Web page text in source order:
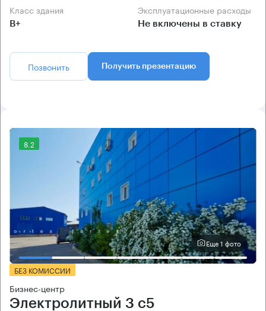
Класс здания
B+
Эксплуатационные расходы
Не включены в ставку
Позвонить Получить презентацию
8.2
Еще 1 фото
БЕЗ КОМИССИИ
Бизнес-центр
Электролитный 3 с5